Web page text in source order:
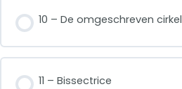
10 – De omgeschreven cirkel
11 – Bissectrice